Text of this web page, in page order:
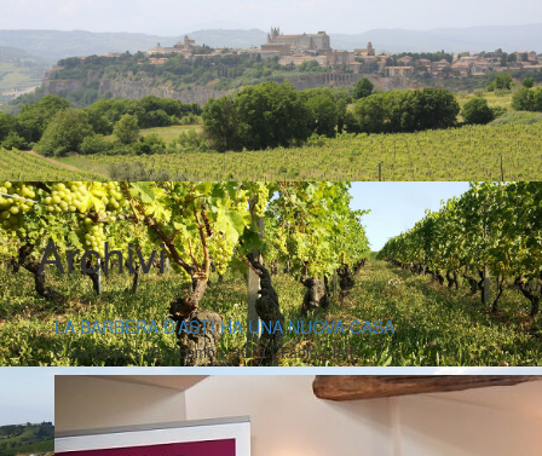
Archivi
LA BARBERA D’ASTI HA UNA NUOVA CASA
Comunicati|12 Dicembre 2016|Fabio Ciarla